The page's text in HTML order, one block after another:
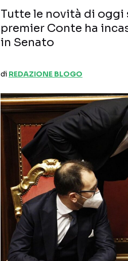
Tutte le novità di oggi
premier Conte ha
in Senato
di REDAZIONE BLOGO